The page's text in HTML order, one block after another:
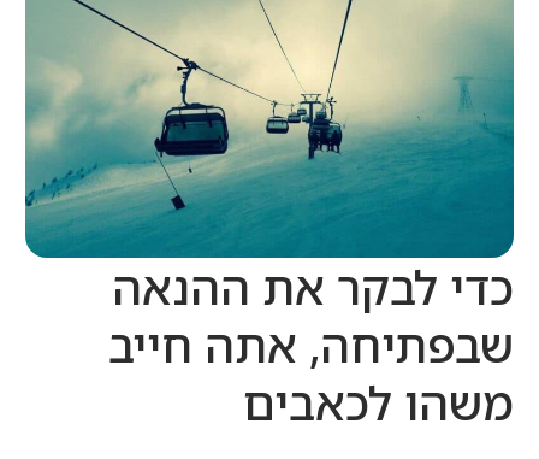
כדי לבקר את ההנאה
שבפתיחה, אתה חייב
משהו לכאבים